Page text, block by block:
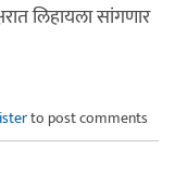
लिहायला सांगणार
to post comments